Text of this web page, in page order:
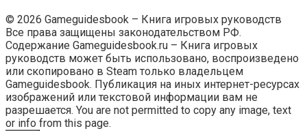
© 2026 Gameguidesbook – Книга игровых руководств
Все права защищены законодательством РФ.
Содержание Gameguidesbook.ru – Книга игровых
руководств может быть использовано, воспроизведено
или скопировано в Steam только владельцем
Gameguidesbook. Публикация на иных интернет-ресурсах
изображений или текстовой информации вам не
разрешается. You are not permitted to copy any image, text
or info from this page.